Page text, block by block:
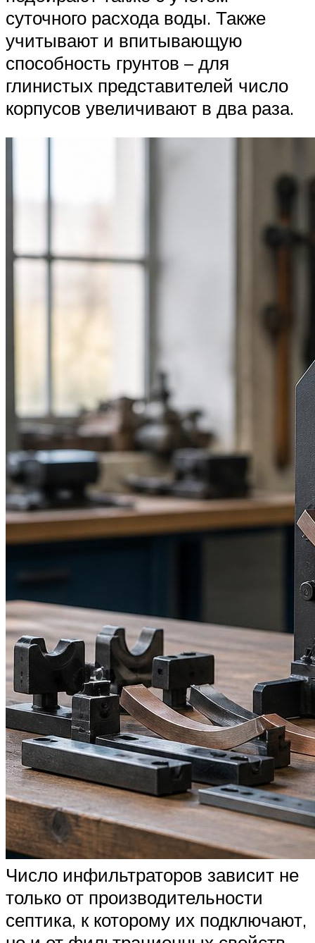
суточного расхода воды. Также
учитывают и впитывающую
способность грунтов – для
глинистых представителей число
корпусов увеличивают в два раза.
Число инфильтраторов зависит не
только от производительности
септика, к которому их подключают,